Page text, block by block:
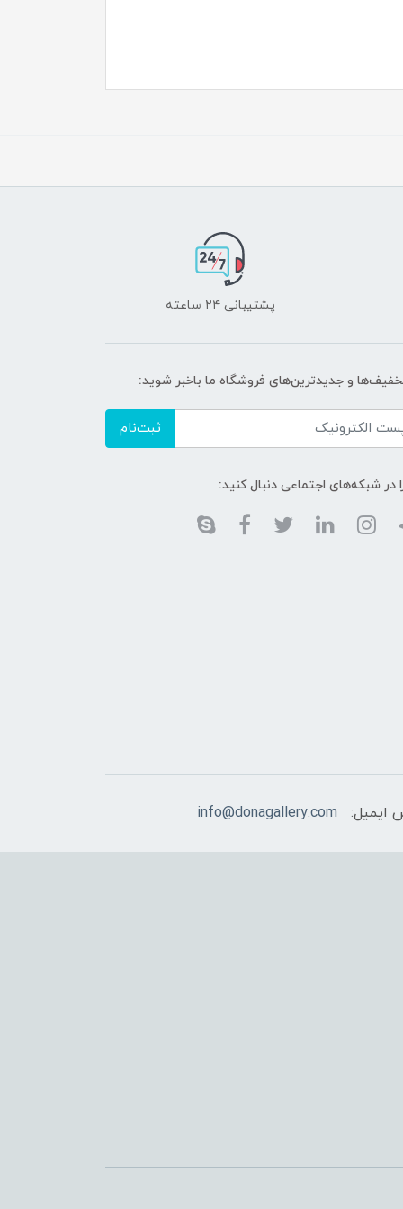
پشتیبانی ۲۴ ساعته
و جدیدترین‌های فروشگاه ما باخبر شوید:
ثبت‌نام
در شبکه‌های اجتماعی دنبال کنید:
ایمیل: info@donagallery.com